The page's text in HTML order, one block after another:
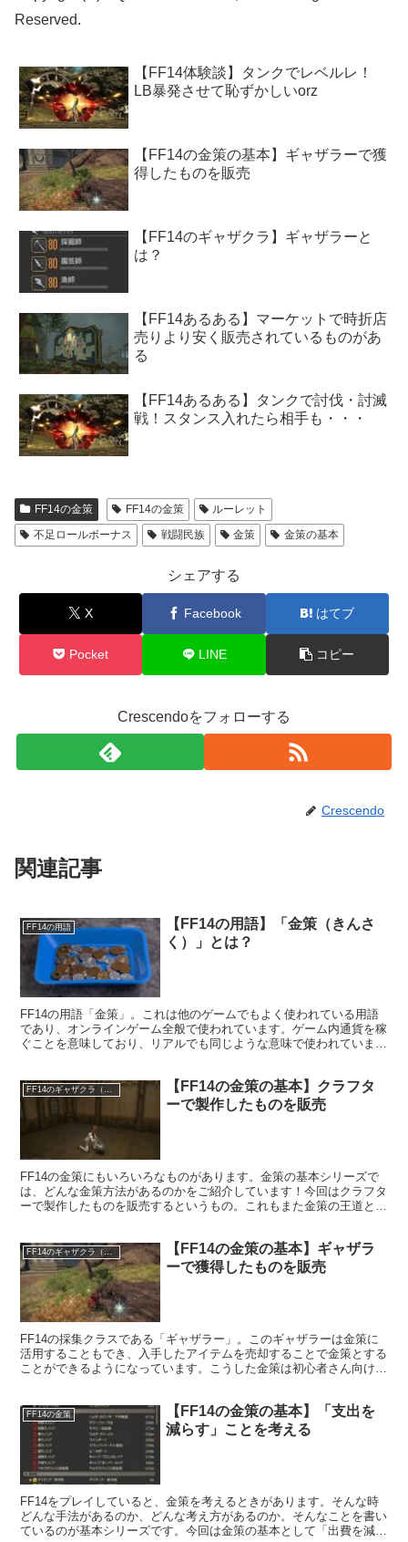
Reserved.
【FF14体験談】タンクでレベルレ！
LB暴発させて恥ずかしいorz
【FF14の金策の基本】ギャザラーで獲
得したものを販売
【FF14のギャザクラ】ギャザラーと
は？
【FF14あるある】マーケットで時折店
売りより安く販売されているものがあ
る
【FF14あるある】タンクで討伐・討滅
戦！スタンス入れたら相手も・・・
FF14の金策 FF14の金策
ルーレット
不足ロールボーナス
戦闘民族 金策 金策の基本
シェアする
X Facebook はてブ
Pocket LINE コピー
Crescendoをフォローする
Crescendo
関連記事
FF14の用語
【FF14の用語】「金策（きんさ
く）」とは？
FF14の用語「金策」。これは他のゲームでもよく使われている用語
であり、オンラインゲーム全般で使われています。ゲーム内通貨を稼
ぐことを意味しており、リアルでも同じような意味で使われています
FF14のギャザクラ（職人）
【FF14の金策の基本】クラフタ
ーで製作したものを販売
FF14の金策にもいろいろなものがあります。金策の基本シリーズで
は、どんな金策方法があるのかをご紹介しています！今回はクラフタ
ーで製作したものを販売するというもの。これもまた金策の王道とな
FF14のギャザクラ（職人）
【FF14の金策の基本】ギャザラ
ーで獲得したものを販売
FF14の採集クラスである「ギャザラー」。このギャザラーは金策に
活用することもでき、入手したアイテムを売却することで金策とする
ことができるようになっています。こうした金策は初心者さん向けの
FF14の金策
【FF14の金策の基本】「支出を
減らす」ことを考える
FF14をプレイしていると、金策を考えるときがあります。そんな時
どんな手法があるのか、どんな考え方があるのか。そんなことを書い
ているのが基本シリーズです。今回は金策の基本として「出費を減ら